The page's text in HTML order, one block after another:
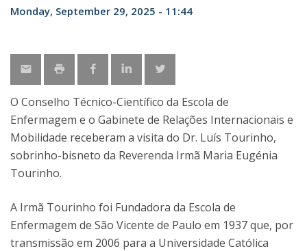
Monday, September 29, 2025 - 11:44
O Conselho Técnico-Científico da Escola de
Enfermagem e o Gabinete de Relações Internacionais e
Mobilidade receberam a visita do Dr. Luís Tourinho,
sobrinho-bisneto da Reverenda Irmã Maria Eugénia
Tourinho.
A Irmã Tourinho foi Fundadora da Escola de
Enfermagem de São Vicente de Paulo em 1937 que, por
transmissão em 2006 para a Universidade Católica